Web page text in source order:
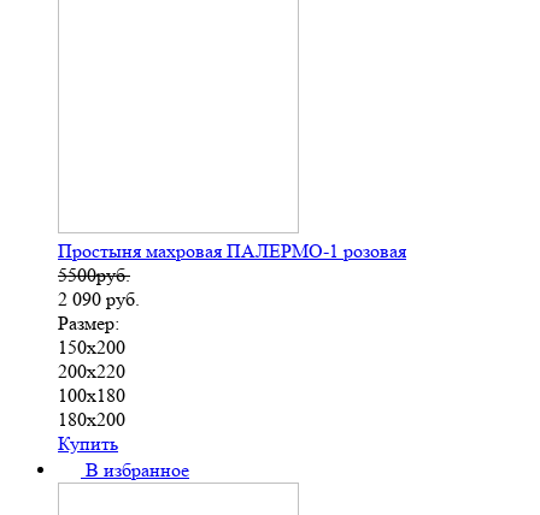
Простыня махровая ПАЛЕРМО-1 розовая
5500руб.
2 090 руб.
Размер:
150х200
200х220
100х180
180х200
Купить
В избранное